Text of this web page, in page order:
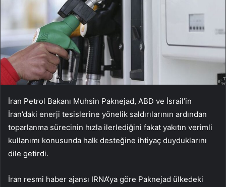
İran Petrol Bakanı Muhsin Paknejad, ABD ve İsrail’in
İran’daki enerji tesislerine yönelik saldırılarının ardından
toparlanma sürecinin hızla ilerlediğini fakat yakıtın verimli
kullanımı konusunda halk desteğine ihtiyaç duyduklarını
dile getirdi.
İran resmi haber ajansı IRNA’ya göre Paknejad ülkedeki